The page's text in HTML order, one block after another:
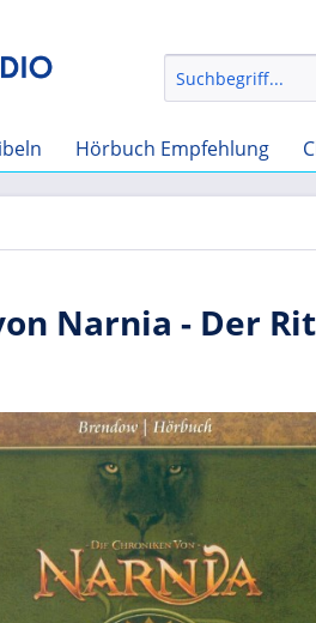
Hörbuch Empfehlung
Narnia - Der